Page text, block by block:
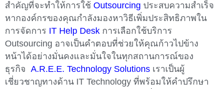
สำคัญที่จะทำให้การใช้ Outsourcing ประสบความสำเร็จ
หากองค์กรของคุณกำลังมองหาวิธีเพิ่มประสิทธิภาพใน
การจัดการ IT Help Desk การเลือกใช้บริการ
Outsourcing อาจเป็นคำตอบที่ช่วยให้คุณก้าวไปข้าง
หน้าได้อย่างมั่นคงและมั่นใจในทุกสถานการณ์ของ
ธุรกิจ A.R.E.E. Technology Solutions เราเป็นผู้
เชี่ยวชาญทางด้าน IT Technology ที่พร้อมให้คำปรึกษา